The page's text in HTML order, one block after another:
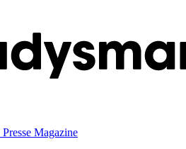
Presse Magazine